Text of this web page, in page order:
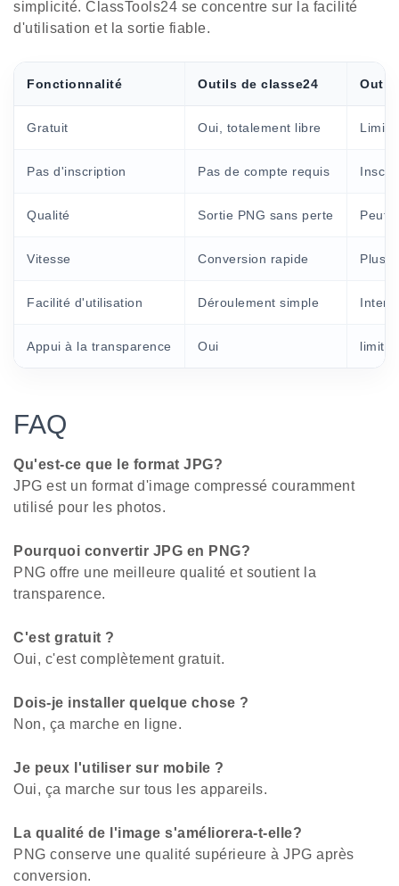
simplicité. ClassTools24 se concentre sur la facilité
d'utilisation et la sortie fiable.
Fonctionnalité Outils de classe24
Gratuit Oui, totalement libre
Pas d'inscription Pas de compte requis
Qualité Sortie PNG sans perte Peut
Vitesse Conversion rapide Plus
Facilité d'utilisation Déroulement simple
Appui à la transparence Oui limitée
FAQ
Qu'est-ce que le format JPG?
JPG est un format d'image compressé couramment
utilisé pour les photos.
Pourquoi convertir JPG en PNG?
PNG offre une meilleure qualité et soutient la
transparence.
C'est gratuit ?
Oui, c'est complètement gratuit.
Dois-je installer quelque chose ?
Non, ça marche en ligne.
Je peux l'utiliser sur mobile ?
Oui, ça marche sur tous les appareils.
La qualité de l'image s'améliorera-t-elle?
PNG conserve une qualité supérieure à JPG après
conversion.